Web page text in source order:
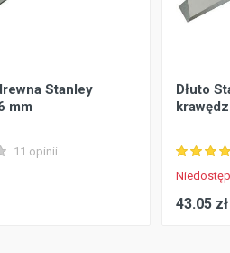
Stanley
mm
11 opinii
Dłuto
43.05 zł